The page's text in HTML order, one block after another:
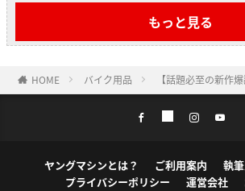
もっと見る
HOME バイク用品 【話題必至の新作
ヤングマシンとは？ ご利用案内
執
プライバシーポリシー
運営会社